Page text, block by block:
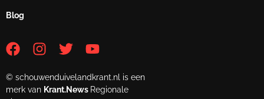
Blog
© schouwenduivelandkrant.nl is een
merk van Krant.News Regionale